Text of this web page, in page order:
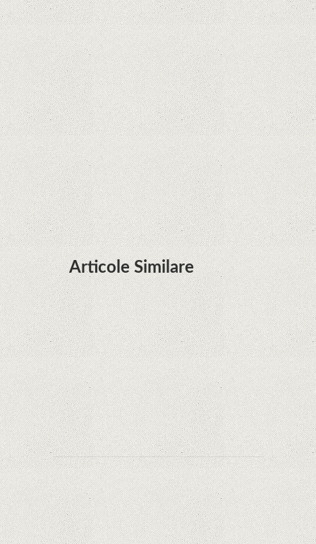
Curtea Supremă reglementează în favoarea
Google în Oracle Java Fight
Zvon: aplicațiile Google nu se mai pot instala pe
terminalele Huawei cu procesoare Kirin
Huawei P50 primeşte o posibilă dată de lansare
şi e mai curând decât credeam; Are cameră
telephoto cu zoom optic variabil
Articole Similare